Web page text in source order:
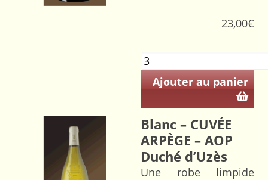
23,00€
Ajouter au panier
Blanc – CUVÉE
ARPÈGE – AOP
Duché d’Uzès
Une robe limpide